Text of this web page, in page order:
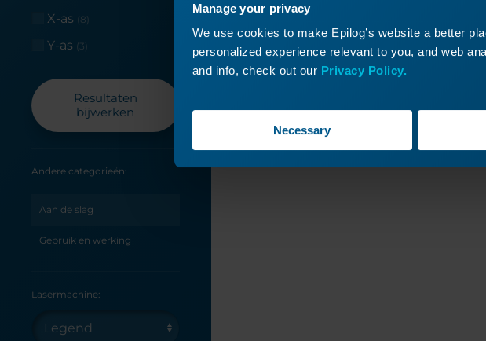
Manage your privacy
We use cookies to make Epilog’s website a better
personalized experience relevant to you, and web
and info, check out our Privacy Policy.
Necessary
X-as (8)
Y-as (3)
Resultaten
bijwerken
Andere categorieën:
Aan de slag
Gebruik en werking
Lasermachine: